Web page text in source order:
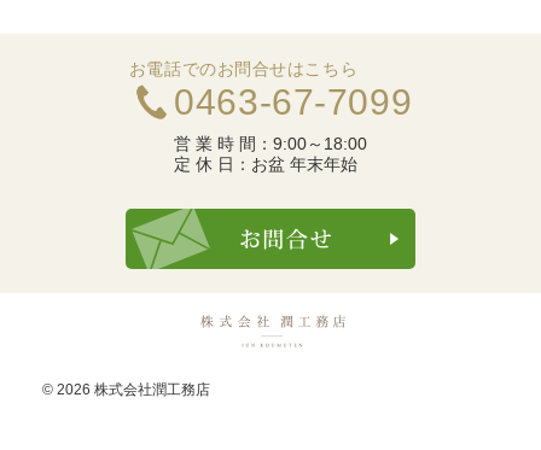
お電話でのお問合せはこちら
0463-67-7099
営 業 時 間： 9:00～18:00
定 休 日： お盆 年末年始
© 2026 株式会社潤工務店